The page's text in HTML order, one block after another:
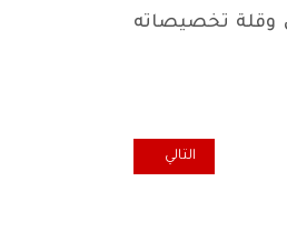
وقلة تخصيصاته
المقال التالي: غياب الوجه
التالي